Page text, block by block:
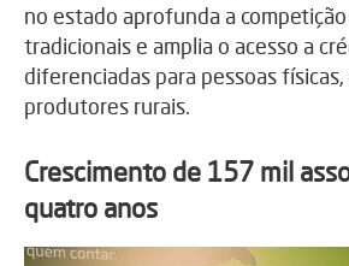
no estado aprofunda a competição
tradicionais e amplia o acesso a
diferenciadas para pessoas
produtores rurais.
Crescimento de 157 mil
quatro anos